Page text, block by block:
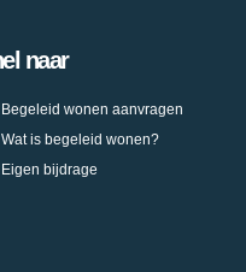
naar
Begeleid wonen aanvragen
Wat is begeleid wonen?
Eigen bijdrage